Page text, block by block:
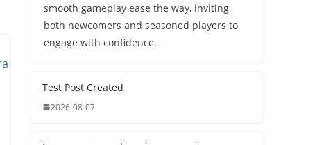
smooth gameplay ease the way, inviting
both newcomers and seasoned players to
engage with confidence.
Test Post Created
2026-08-07